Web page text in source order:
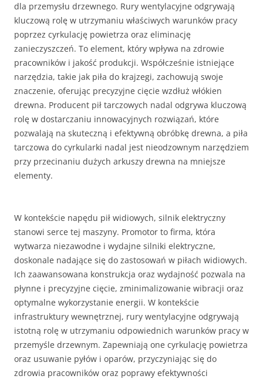
dla przemysłu drzewnego. Rury wentylacyjne odgrywają
kluczową rolę w utrzymaniu właściwych warunków pracy
poprzez cyrkulację powietrza oraz eliminację
zanieczyszczeń. To element, który wpływa na zdrowie
pracowników i jakość produkcji. Współcześnie istniejące
narzędzia, takie jak piła do krajzegi, zachowują swoje
znaczenie, oferując precyzyjne cięcie wzdłuż włókien
drewna. Producent pił tarczowych nadal odgrywa kluczową
rolę w dostarczaniu innowacyjnych rozwiązań, które
pozwalają na skuteczną i efektywną obróbkę drewna, a piła
tarczowa do cyrkularki nadal jest nieodzownym narzędziem
przy przecinaniu dużych arkuszy drewna na mniejsze
elementy.
W kontekście napędu pił widiowych, silnik elektryczny
stanowi serce tej maszyny. Promotor to firma, która
wytwarza niezawodne i wydajne silniki elektryczne,
doskonale nadające się do zastosowań w piłach widiowych.
Ich zaawansowana konstrukcja oraz wydajność pozwala na
płynne i precyzyjne cięcie, zminimalizowanie wibracji oraz
optymalne wykorzystanie energii. W kontekście
infrastruktury wewnętrznej, rury wentylacyjne odgrywają
istotną rolę w utrzymaniu odpowiednich warunków pracy w
przemyśle drzewnym. Zapewniają one cyrkulację powietrza
oraz usuwanie pyłów i oparów, przyczyniając się do
zdrowia pracowników oraz poprawy efektywności